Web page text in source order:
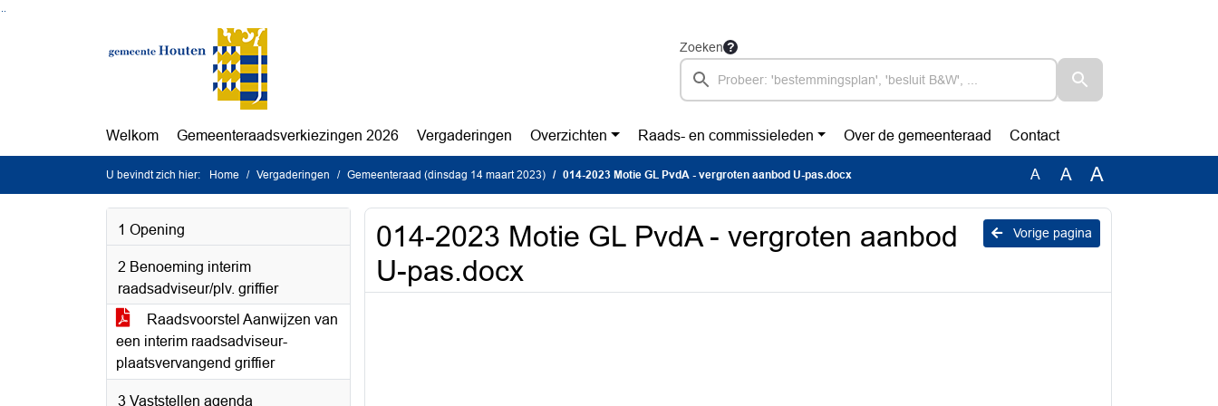
Zoeken
Welkom Gemeenteraadsverkiezingen 2026 Vergaderingen Overzichten Raads- en commissieleden Over de gemeenteraad Contact
U bevindt zich hier: Home Vergaderingen Gemeenteraad (dinsdag 14 maart 2023) 014-2023 Motie GL PvdA - vergroten aanbod U-pas.docx A A A
1 Opening
2 Benoeming interim
raadsadviseur/plv. griffier
Raadsvoorstel Aanwijzen van
een interim raadsadviseur-
plaatsvervangend griffier
3 Vaststellen agenda
Vorige pagina
014-2023 Motie GL PvdA - vergroten aanbod
U-pas.docx